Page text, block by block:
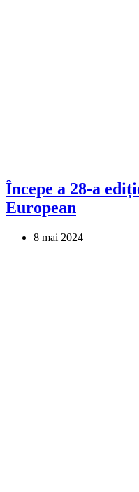
Începe a 28-a
European
8 mai 2024